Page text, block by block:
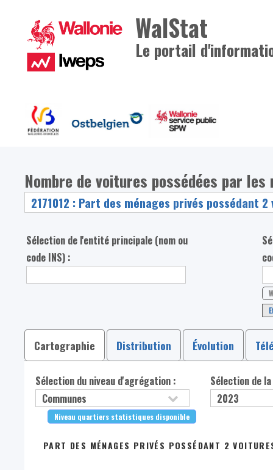
WalStat
Le portail
Nombre de voitures possédées par les
Sélection de l'entité principale (nom ou
code INS) :
Cartographie Distribution Évolution
Sélection du niveau d'agrégation :
Niveau quartiers statistiques disponible
Sélection de
PART DES MÉNAGES PRIVÉS POSSÉDANT 2